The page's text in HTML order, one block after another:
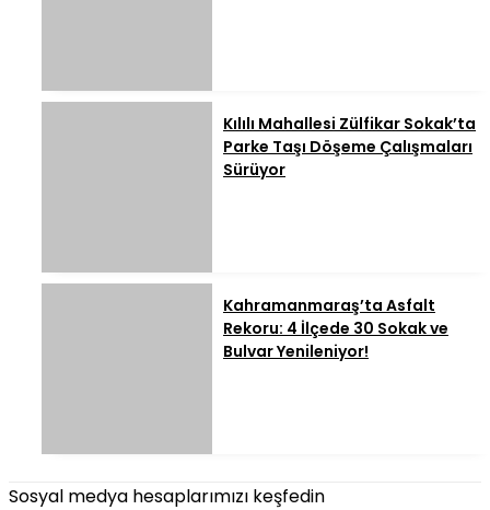
Kılılı Mahallesi Zülfikar Sokak’ta
Parke Taşı Döşeme Çalışmaları
Sürüyor
Kahramanmaraş’ta Asfalt
Rekoru: 4 İlçede 30 Sokak ve
Bulvar Yenileniyor!
Sosyal medya hesaplarımızı keşfedin